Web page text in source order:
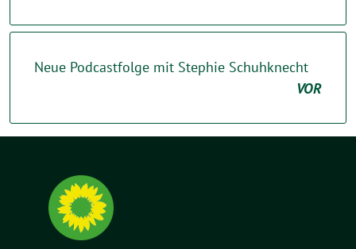
Neue Podcastfolge mit Stephie Schuhknecht
VOR